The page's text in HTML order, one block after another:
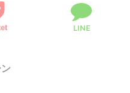
LINE